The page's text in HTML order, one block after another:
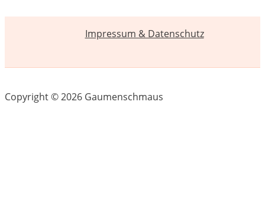
Impressum & Datenschutz
Copyright © 2026 Gaumenschmaus